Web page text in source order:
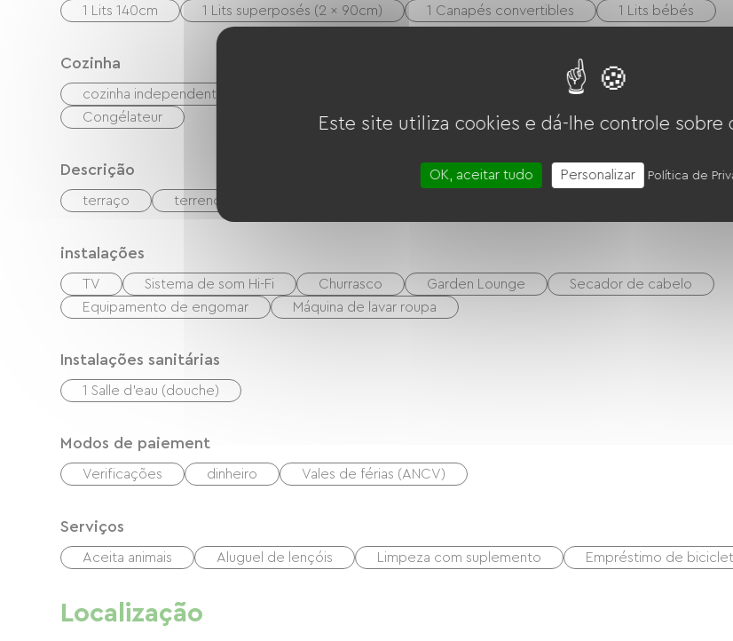
1 Lits 140cm 1 Lits superposés (2 x 90cm) 1 Canapés convertibles 1 Lits bébés
Cozinha
cozinha independente
Refrigerador
Congélateur
Descrição
terraço terreno privado fechado
instalações
TV Sistema de som Hi-Fi Churrasco Garden Lounge
Secador de cabelo
Equipamento de engomar
Máquina de lavar roupa
Instalações sanitárias
1 Salle d'eau (douche)
Modos de paiement
Verificações dinheiro Vales de férias (ANCV)
Serviços
Aceita animais Aluguel de lençóis Limpeza com suplemento Empréstimo de
Localização
Este site utiliza cookies e dá-lhe controle sobre
OK, aceitar tudo Personalizar Política de